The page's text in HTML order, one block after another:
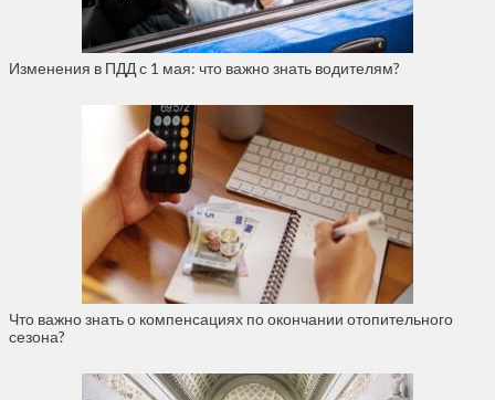
Изменения в ПДД с 1 мая: что важно знать водителям?
Что важно знать о компенсациях по окончании отопительного
сезона?